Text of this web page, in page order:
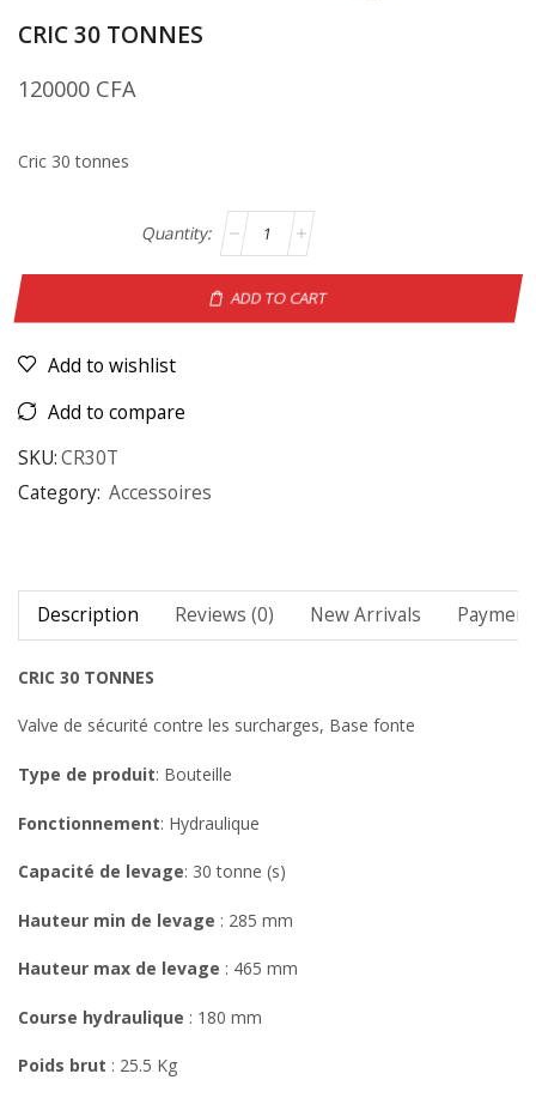
CRIC 30 TONNES
120000 CFA
Cric 30 tonnes
ADD TO CART
Add to wishlist
Add to compare
SKU:CR30T
Category: Accessoires
Description Reviews (0) New Arrivals
CRIC 30 TONNES
Valve de sécurité contre les surcharges, Base fonte
Type de produit: Bouteille
Fonctionnement: Hydraulique
Capacité de levage: 30 tonne (s)
Hauteur min de levage : 285 mm
Hauteur max de levage : 465 mm
Course hydraulique : 180 mm
Poids brut : 25.5 Kg